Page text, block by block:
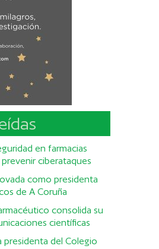
en farmacias
ciberataques
como presidenta
de A Coruña
consolida su
científicas
presidenta del Colegio